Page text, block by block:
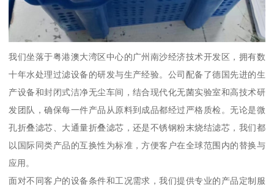
我们坐落于粤港澳大湾区中心的广州南沙经济技术开发区，拥有数
十年水处理过滤设备的研发与生产经验。公司配备了德国先进的生
产设备和封闭式洁净无尘车间，结合现代化无菌实验室和高技术研
发团队，确保每一件产品从原料到成品都经过严格质检。无论是微
孔折叠滤芯、大通量折叠滤芯，还是不锈钢粉末烧结滤芯，我们都
以国际同类产品的互换性为标准，方便客户在全球范围内的替换与
应用。
面对不同客户的设备条件和工况需求，我们提供专业的产品定制服